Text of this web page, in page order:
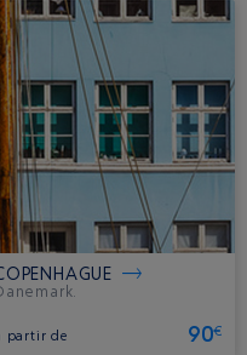
partir de 90€